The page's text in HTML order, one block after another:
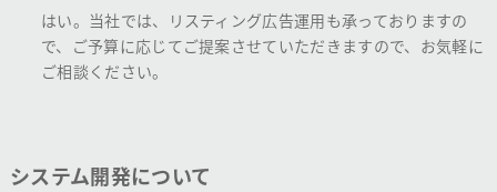
はい。当社では、リスティング広告運用も承っておりますの
で、ご予算に応じてご提案させていただきますので、お気軽に
ご相談ください。
システム開発について